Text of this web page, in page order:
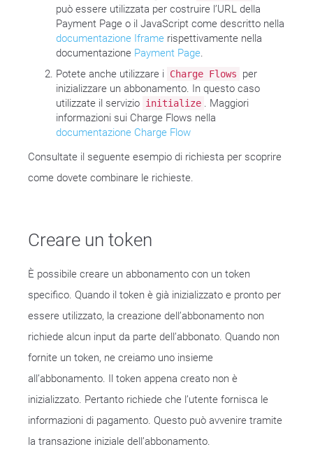
può essere utilizzata per costruire l’URL della
Payment Page o il JavaScript come descritto nella
documentazione Iframe rispettivamente nella
documentazione Payment Page
Potete anche utilizzare i Charge Flows
per
inizializzare un abbonamento. In questo caso
utilizzate il servizio initialize
. Maggiori
informazioni sui Charge Flows nella
documentazione Charge Flow
Consultate il seguente esempio di richiesta per scoprire
come dovete combinare le richieste.
Creare un token
È possibile creare un abbonamento con un token
specifico. Quando il token è già inizializzato e pronto per
essere utilizzato, la creazione dell’abbonamento non
richiede alcun input da parte dell’abbonato. Quando non
fornite un token, ne creiamo uno insieme
all’abbonamento. Il token appena creato non è
inizializzato. Pertanto richiede che l’utente fornisca le
informazioni di pagamento. Questo può avvenire tramite
la transazione iniziale dell’abbonamento.